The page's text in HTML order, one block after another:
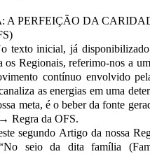
: A PERFEIÇÃO DA
já disponibilizado
os Regionais, referimo-nos a
contínuo envolvido
as energias em uma
meta, é o beber da fonte
Regra da OFS.
Artigo da nossa
seio da dita família